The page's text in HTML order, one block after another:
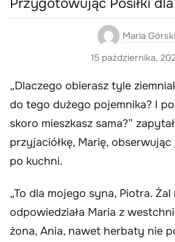
Maria Górski
15 października,
„Dlaczego obierasz tyle
do tego dużego pojemnika? I
skoro mieszkasz sama?”
przyjaciółkę, Marię,
po kuchni.
„To dla mojego syna, Piotra. Żal
odpowiedziała Maria z
żona, Ania, nawet herbaty nie